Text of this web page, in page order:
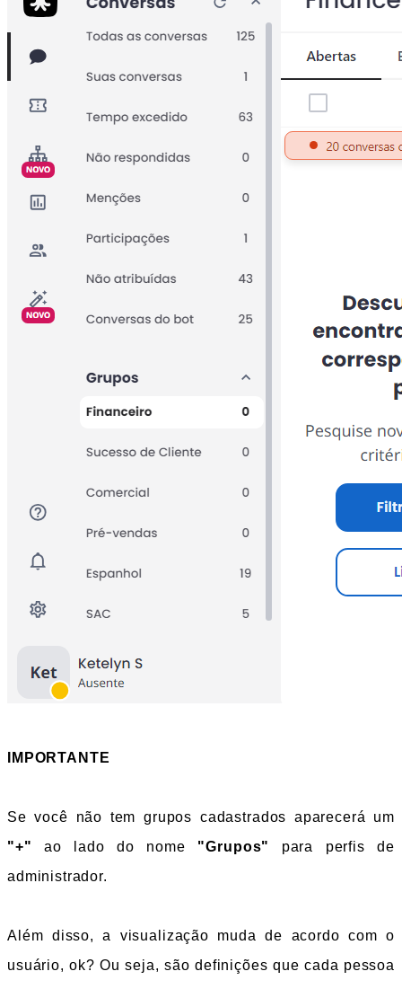
IMPORTANTE
"+" ao lado do nome "Grupos"
para perfis de
administrador.
Além disso, a visualização muda de acordo com o
usuário, ok? Ou seja, são definições que cada pessoa